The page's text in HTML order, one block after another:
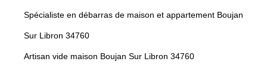
Spécialiste en débarras de maison et appartement Boujan
Sur Libron 34760
Artisan vide maison Boujan Sur Libron 34760